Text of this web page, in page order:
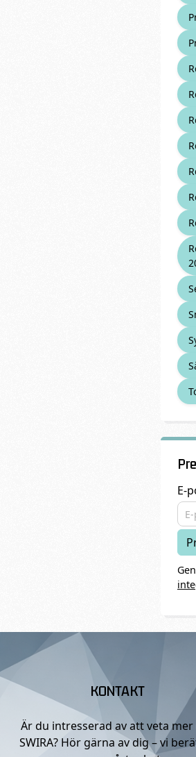
E-
KONTAKT
Är du intresserad av att veta mer
SWIRA? Hör gärna av dig – vi